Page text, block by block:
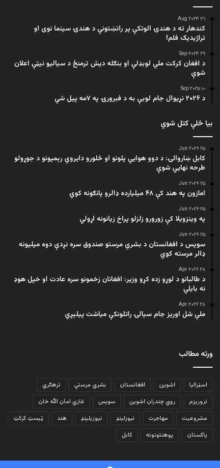
۳۱ Aug ۲۰۲۴
کندهار ته د هندۍ الوتکې پر راتښتونې د هندۍ سینما نوی او
تراژيديک فلم!
۲۹ Sep ۲۰۲۴
د افغان کرکت ملي لوبډلې او بنګله دیش ترمنځ د سیالیو نیټې اعلان
شوې
۱۰ Sep ۲۰۲۵
د ۲۰۲۶ نړیوال جام لوبې به د فبرورۍ په ۷مه پیل شي
بیا ځلې کتل شوي
۲۵ Jun ۲۰۲۶
کابل ښاروالۍ: د دوو هوايي پلونو او څلورو دایروي رېمپونو د جوړولو
طرحه نهایي شوې
۲۵ Jun ۲۰۲۶
امازون په هند کې ۴۸ میلیارده ډالرو پانګونه کوي
۲۵ Jun ۲۰۲۶
په وینزویلا کې زورورو زلزلو پراخ زیانونه اړولي
۲۵ Jun ۲۰۲۶
سویس د افغانستان د بشري مرستو صندوق سره نږدې دوه میلیونه
ډالر مرسته کوي
۲۸ Apr ۲۰۲۶
د طالبانو د لوړو زده کړو وزیر: افغانان زخمونو سره عادت او خپل هوډ
نه بایلي
۲۸ Apr ۲۰۲۶
ملي شل اوریز جام سیالۍ راتلونکې میاشت پیلېږي
ورته مطالب
اسټرالیا اشوین افغانستان بشري مرستې
ترهګري
تروریزم
روي چندران اشوین سویس
غازي امان الله خان
مشروعیت
مهاجرت نیوزلینډ نیوزیلینډ هند
ټیسټ کرکټ
پاکستان
پوهنتونونه کابل